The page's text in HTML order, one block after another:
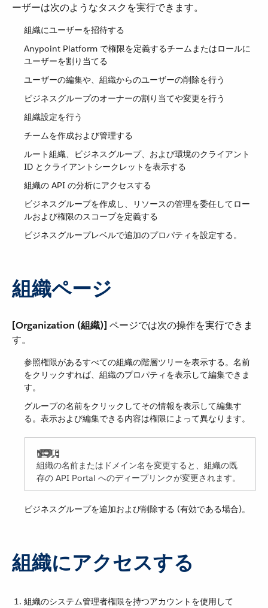
ーザーは次のようなタスクを実行できます。
組織にユーザーを招待する
Anypoint Platform で権限を定義するチームまたはロールに
ユーザーを割り当てる
ユーザーの編集や、組織からのユーザーの削除を行う
ビジネスグループのオーナーの割り当てや変更を行う
組織設定を行う
チームを作成および管理する
ルート組織、ビジネスグループ、および環境のクライアント
ID とクライアントシークレットを表示する
組織の API の分析にアクセスする
ビジネスグループを作成し、リソースの管理を委任してロー
ルおよび権限のスコープを定義する
ビジネスグループレベルで追加のプロパティを設定する。
組織ページ
[Organization (組織)] ​ ページでは次の操作を実行できま
す。
参照権限があるすべての組織の階層ツリーを表示する。名前
をクリックすれば、組織のプロパティを表示して編集できま
す。
グループの名前をクリックしてその情報を表示して編集す
る。表示および編集できる内容は権限によって異なります。
組織の名前またはドメイン名を変更すると、組織の既
存の API Portal へのディープリンクが変更されます。
ビジネスグループを追加および削除する (有効である場合)。
組織にアクセスする
組織のシステム管理者権限を持つアカウントを使用して